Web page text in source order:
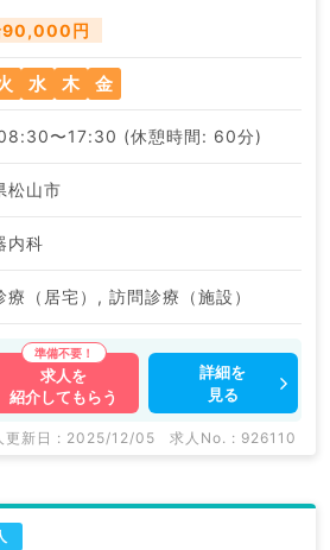
90,000円
水 木 金
〜17:30 (休憩時間: 60分)
松山市
内科
療（居宅）, 訪問診療（施設）
求人を
紹介してもらう
詳細を
見る
更新日 : 2025/12/05 求人No. : 926110